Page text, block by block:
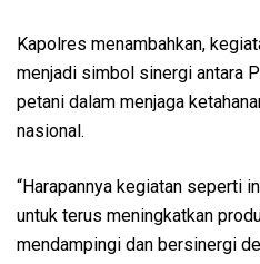
Kapolres menambahkan,
menjadi simbol sinergi antara
petani dalam menjaga
nasional.
“Harapannya kegiatan seperti
untuk terus meningkatkan
mendampingi dan bersinergi